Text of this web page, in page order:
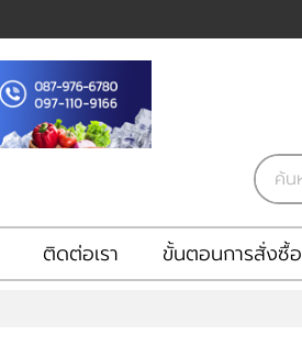
ติดต่อเรา ขั้นตอนการสั่งซื้อ